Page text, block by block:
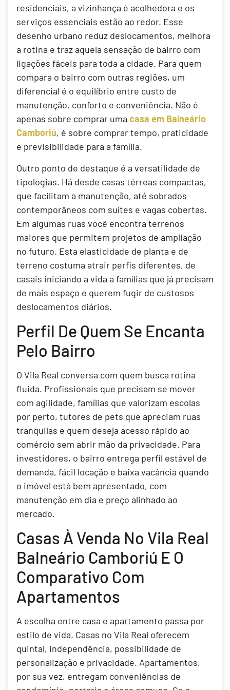
residenciais, a vizinhança é acolhedora e os
serviços essenciais estão ao redor. Esse
desenho urbano reduz deslocamentos, melhora
a rotina e traz aquela sensação de bairro com
ligações fáceis para toda a cidade. Para quem
compara o bairro com outras regiões, um
diferencial é o equilíbrio entre custo de
manutenção, conforto e conveniência. Não é
apenas sobre comprar uma casa em Balneário
Camboriú, é sobre comprar tempo, praticidade
e previsibilidade para a família.
Outro ponto de destaque é a versatilidade de
tipologias. Há desde casas térreas compactas,
que facilitam a manutenção, até sobrados
contemporâneos com suítes e vagas cobertas.
Em algumas ruas você encontra terrenos
maiores que permitem projetos de ampliação
no futuro. Esta elasticidade de planta e de
terreno costuma atrair perfis diferentes, de
casais iniciando a vida a famílias que já precisam
de mais espaço e querem fugir de custosos
deslocamentos diários.
Perfil De Quem Se Encanta
Pelo Bairro
O Vila Real conversa com quem busca rotina
fluida. Profissionais que precisam se mover
com agilidade, famílias que valorizam escolas
por perto, tutores de pets que apreciam ruas
tranquilas e quem deseja acesso rápido ao
comércio sem abrir mão da privacidade. Para
investidores, o bairro entrega perfil estável de
demanda, fácil locação e baixa vacância quando
o imóvel está bem apresentado, com
manutenção em dia e preço alinhado ao
mercado.
Casas À Venda No Vila Real
Balneário Camboriú E O
Comparativo Com
Apartamentos
A escolha entre casa e apartamento passa por
estilo de vida. Casas no Vila Real oferecem
quintal, independência, possibilidade de
personalização e privacidade. Apartamentos,
por sua vez, entregam conveniências de